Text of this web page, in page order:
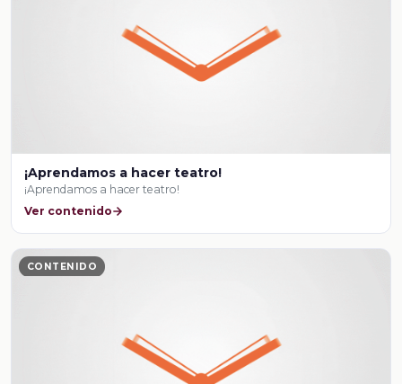
¡Aprendamos a hacer teatro!
¡Aprendamos a hacer teatro!
Ver contenido
CONTENIDO